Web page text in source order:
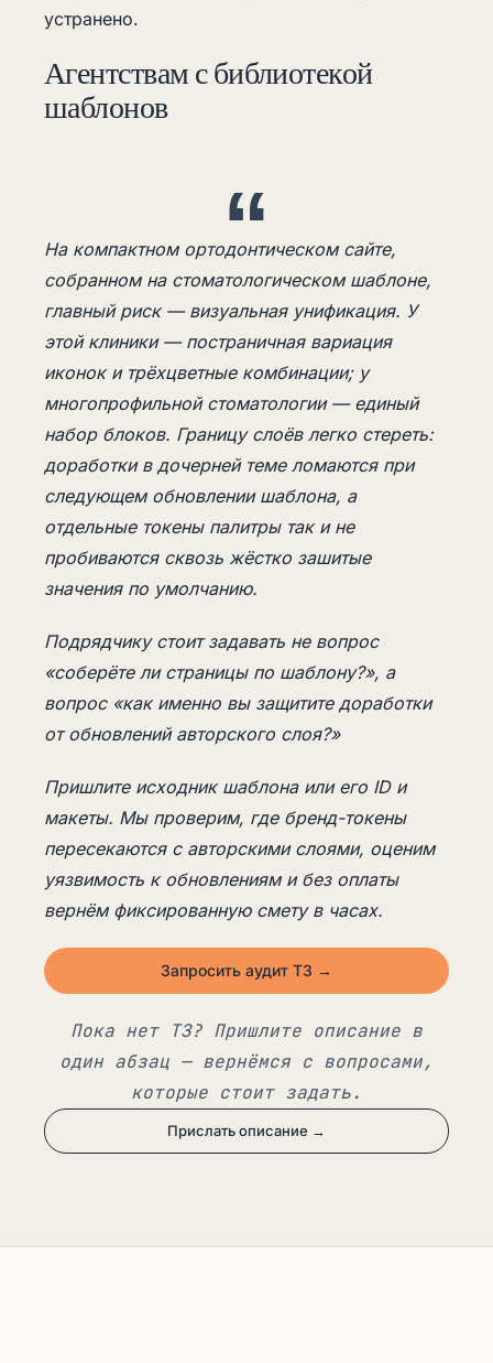
устранено.
Агентствам с библиотекой
шаблонов
На компактном ортодонтическом сайте,
собранном на стоматологическом шаблоне,
главный риск — визуальная унификация. У
этой клиники — постраничная вариация
иконок и трёхцветные комбинации; у
многопрофильной стоматологии — единый
набор блоков. Границу слоёв легко стереть:
доработки в дочерней теме ломаются при
следующем обновлении шаблона, а
отдельные токены палитры так и не
пробиваются сквозь жёстко зашитые
значения по умолчанию.
Подрядчику стоит задавать не вопрос
«соберёте ли страницы по шаблону?», а
вопрос «как именно вы защитите доработки
от обновлений авторского слоя?»
Пришлите исходник шаблона или его ID и
макеты. Мы проверим, где бренд-токены
пересекаются с авторскими слоями, оценим
уязвимость к обновлениям и без оплаты
вернём фиксированную смету в часах.
Запросить аудит ТЗ →
Пока нет ТЗ? Пришлите описание в
один абзац — вернёмся с вопросами,
которые стоит задать.
Прислать описание →